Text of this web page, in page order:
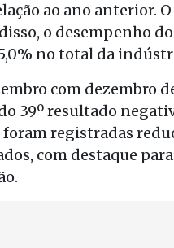
ao ano anterior.
o desempenho
no total da
com dezembro
39º resultado
foram registradas
com destaque